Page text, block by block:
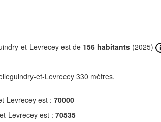
et-Levrecey est de 156 habitants (2025)
et-Levrecey 330 mètres.
Levrecey est : 70000
Levrecey est : 70535